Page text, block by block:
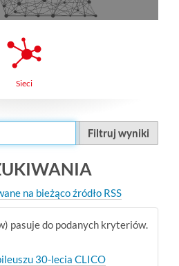
Sieci
Filtruj wyniki
na bieżąco źródło RSS
pasuje do podanych kryteriów.
data (od najnowszych)
30-lecia CLICO